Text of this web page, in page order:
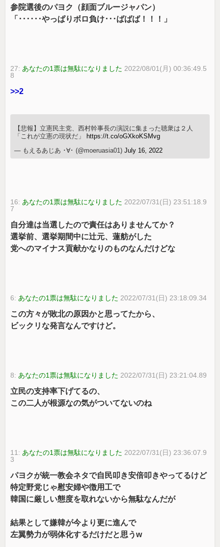
参院選後のパヨク（顔面ブルージャパン）
「･･････やっぱりボロ負け･･･ばばば！！！」
27: あなたの1票は無駄になりました 2022/08/01(月) 00:36:49.5
8
>>2
【悲報】立憲民主党、西村幹事長の演説に集まった聴衆は２人
「これが立憲の現状だ」 https://t.co/oGXkoKSMvg
— もえるあじあ ･∀･ (@moeruasia01)July 16, 2022
16: あなたの1票は無駄になりました 2022/07/31(日) 23:51:18.9
7
自分達は当選したので責任はありませんてか？
選挙前、選挙期間中に辻元、蓮舫がした
党へのマイナス貢献かなりのものなんだけどな
6: あなたの1票は無駄になりました 2022/07/31(日) 23:18:09.34
この方々が敗北の原因かと思ってたから、
ビックリな発言なんですけど。
8: あなたの1票は無駄になりました 2022/07/31(日) 23:21:04.89
立民の支持率下げてるの、
この二人が根源なの気がついてないのね
11: あなたの1票は無駄になりました 2022/07/31(日) 23:36:07.9
3
パヨクが統一教会ネタで自民叩き安倍叩きやってるけど
特定野党じゃ慰安婦や徴用工で
韓国に厳しい態度を取れないから無駄なんだが
結果として嫌韓が今より更に進んで
左翼勢力が弱体化するだけだと思うw